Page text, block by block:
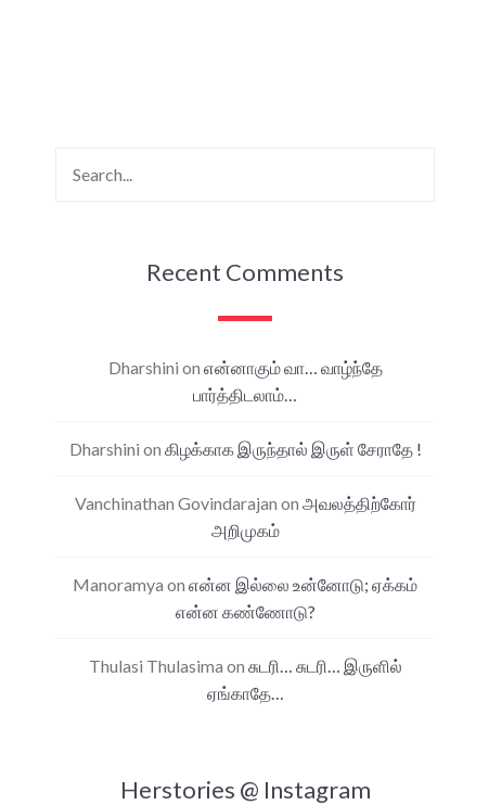
Recent Comments
Dharshini on என்னாகும் வா… வாழ்ந்தே
பார்த்திடலாம்…
Dharshini on கிழக்காக இருந்தால் இருள் சேராதே !
Vanchinathan Govindarajan on அவலத்திற்கோர்
அறிமுகம்
Manoramya on என்ன இல்லை உன்னோடு; ஏக்கம்
என்ன கண்ணோடு?
Thulasi Thulasima on சுடரி… சுடரி… இருளில்
ஏங்காதே…
Herstories @ Instagram